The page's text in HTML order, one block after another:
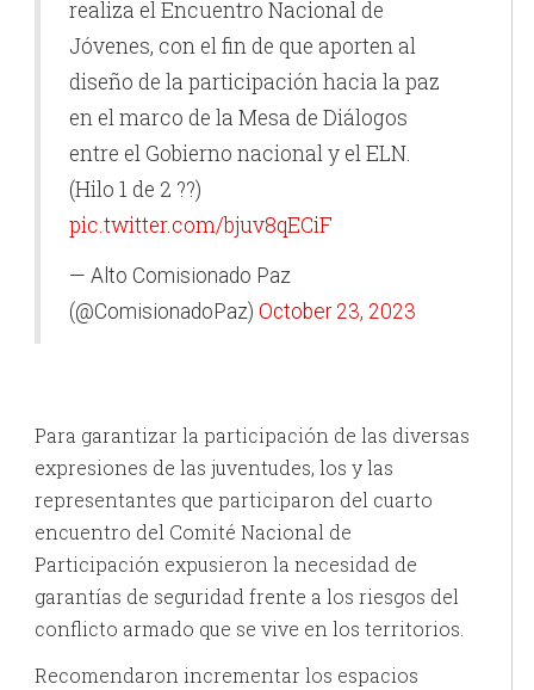
realiza el Encuentro Nacional de
Jóvenes, con el fin de que aporten al
diseño de la participación hacia la paz
en el marco de la Mesa de Diálogos
entre el Gobierno nacional y el ELN.
(Hilo 1 de 2 ??)
pic.twitter.com/bjuv8qECiF
— Alto Comisionado Paz
(@ComisionadoPaz) October 23, 2023
Para garantizar la participación de las diversas
expresiones de las juventudes, los y las
representantes que participaron del cuarto
encuentro del Comité Nacional de
Participación expusieron la necesidad de
garantías de seguridad frente a los riesgos del
conflicto armado que se vive en los territorios.
Recomendaron incrementar los espacios